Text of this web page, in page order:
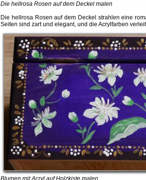
Die hellrosa Rosen auf dem Deckel malen
Die hellrosa Rosen auf dem Deckel strahlen eine
Seiten sind zart und elegant, und die Acrylfarben
Blumen mit Acryl auf Holzkiste malen